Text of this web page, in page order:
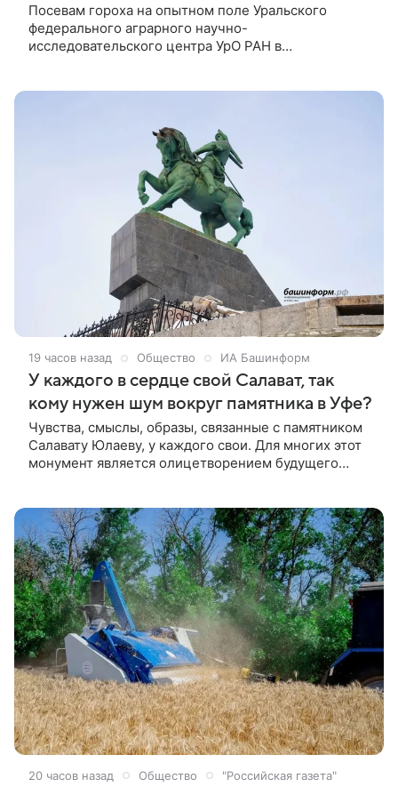
Посевам гороха на опытном поле Уральского
федерального аграрного научно-
исследовательского центра УрО РАН в
19 часов назад Общество ИА Башинформ
У каждого в сердце свой Салават, так
кому нужен шум вокруг памятника в Уфе?
Чувства, смыслы, образы, связанные с памятником
Салавату Юлаеву, у каждого свои. Для многих этот
монумент является олицетворением будущего
слишком много вокруг нездоровой шумихи, считает
корреспондент «Башинформа» Инсаф
Хужабирганов.
20 часов назад Общество "Российская газета"